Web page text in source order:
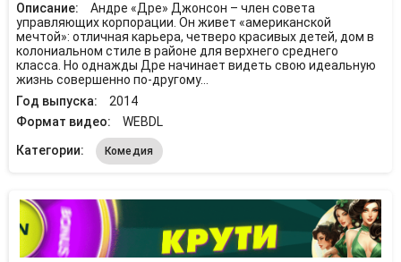
Описание:
Андре «Дре» Джонсон – член совета
управляющих корпорации. Он живет «американской
мечтой»: отличная карьера, четверо красивых детей, дом в
колониальном стиле в районе для верхнего среднего
класса. Но однажды Дре начинает видеть свою идеальную
жизнь совершенно по-другому…
Год выпуска:
2014
Формат видео:
WEBDL
Категории:
Комедия